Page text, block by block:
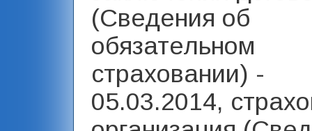
(Сведения об
обязательном
страховании) -
05.03.2014,